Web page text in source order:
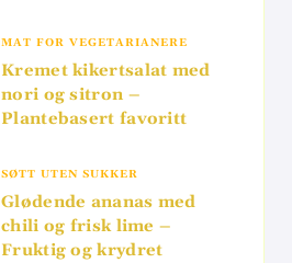
MAT FOR VEGETARIANERE
Kremet kikertsalat med
nori og sitron –
Plantebasert favoritt
SØTT UTEN SUKKER
Glødende ananas med
chili og frisk lime –
Fruktig og krydret